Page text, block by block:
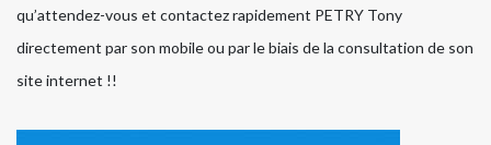
qu’attendez-vous et contactez rapidement PETRY Tony
directement par son mobile ou par le biais de la consultation de son
site internet !!